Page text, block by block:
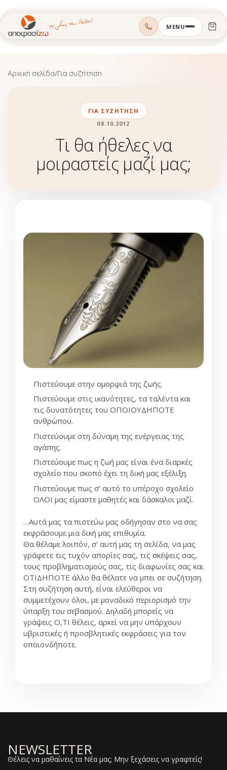
Μεταπηδήστε
στο
MENU
Αρχική σελίδα/Για συζήτηση
ΓΙΑ ΣΥΖΉΤΗΣΗ
08.10.2012
Τι θα ήθελες να
μοιραστείς μαζί μας;
Πιστεύουμε στην ομορφιά της ζωής.
Πιστεύουμε στις ικανότητες, τα ταλέντα και
τις δυνατότητες του ΟΠΟΙΟΥΔΗΠΟΤΕ
ανθρώπου.
Πιστεύουμε στη δύναμη της ενέργειας της
αγάπης.
Πιστεύουμε πως η ζωή μας είναι ένα διαρκές
σχολείο που σκοπό έχει τη δική μας εξέλιξη.
Πιστεύουμε πως σ’ αυτό το υπέροχο σχολείο
ΟΛΟΙ μας είμαστε μαθητές και δάσκαλοι μαζί.
…Αυτά μας τα πιστεύω μας οδήγησαν στο να σας
εκφράσουμε μια δική μας επιθυμία.
Θα θέλαμε λοιπόν, σ’ αυτή μας τη σελίδα, να μας
γράφετε τις τυχόν απορίες σας, τις σκέψεις σας,
τους προβληματισμούς σας, τις διαφωνίες σας και
ΟΤΙΔΗΠΟΤΕ άλλο θα θέλατε να μπει σε συζήτηση.
Στη συζήτηση αυτή, είναι ελεύθεροι να
συμμετέχουν όλοι, με μοναδικό περιορισμό την
ύπαρξη του σεβασμού. Δηλαδή μπορείς να
γράψεις Ο,ΤΙ θέλεις, αρκεί να μην υπάρχουν
υβριστικές ή προσβλητικές εκφράσεις για τον
οποιονδήποτε.
NEWSLETTER
Θέλεις να μαθαίνεις τα Νέα μας; Μην ξεχάσεις να γραφτείς!